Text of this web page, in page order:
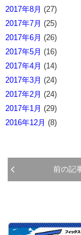
2017年8月 (27)
2017年7月 (25)
2017年6月 (26)
2017年5月 (16)
2017年4月 (14)
2017年3月 (24)
2017年2月 (24)
2017年1月 (29)
2016年12月 (8)
前の記